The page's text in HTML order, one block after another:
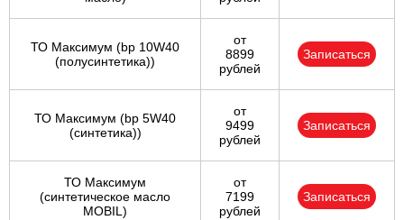
ТО Максимум (bp 10W40
(полусинтетика))
от
8899
рублей
Записаться
ТО Максимум (bp 5W40
(синтетика))
от
9499
рублей
Записаться
ТО Максимум
(cинтетическое масло
MOBIL)
от
7199
рублей
Записаться